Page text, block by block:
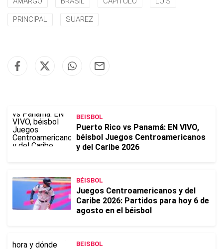
PRINCIPAL SUAREZ
BEISBOL
Puerto Rico vs Panamá: EN VIVO,
béisbol Juegos Centroamericanos
y del Caribe 2026
BÉISBOL
Juegos Centroamericanos y del
Caribe 2026: Partidos para hoy 6 de
agosto en el béisbol
BEISBOL